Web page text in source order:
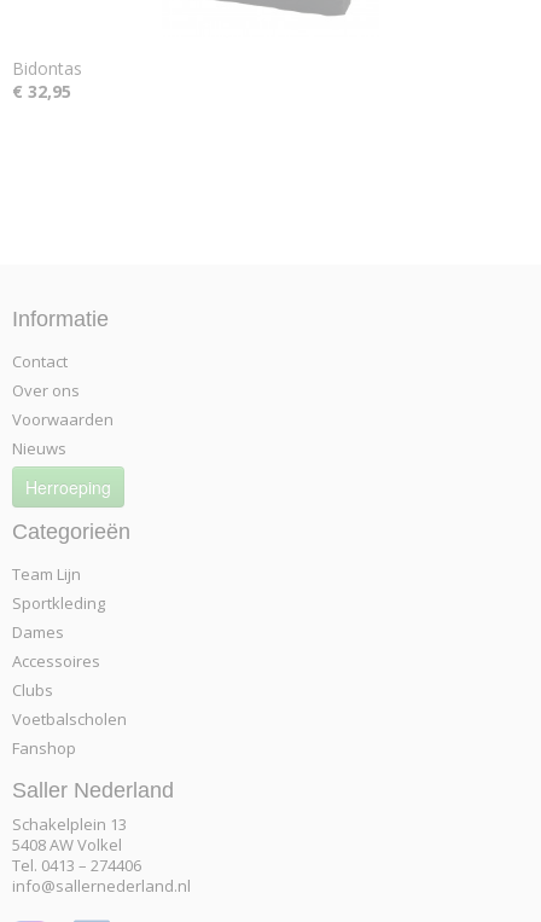
Bidontas
€ 32,95
Informatie
Contact
Over ons
Voorwaarden
Nieuws
Herroeping
Categorieën
Team Lijn
Sportkleding
Dames
Accessoires
Clubs
Voetbalscholen
Fanshop
Saller Nederland
Schakelplein 13
5408 AW Volkel
Tel. 0413 – 274406
info@sallernederland.nl